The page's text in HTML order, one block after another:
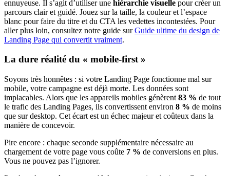
ennuyeuse. Il s’agit d’utiliser une hiérarchie visuelle pour créer un
parcours clair et guidé. Jouez sur la taille, la couleur et l’espace
blanc pour faire du titre et du CTA les vedettes incontestées. Pour
aller plus loin, consultez notre guide surGuide ultime du design de
Landing Page qui convertit vraiment.
La dure réalité du « mobile-first »
Soyons très honnêtes : si votre Landing Page fonctionne mal sur
mobile, votre campagne est déjà morte. Les données sont
implacables. Alors que les appareils mobiles génèrent 83 % de tout
le trafic des Landing Pages, ils convertissent environ 8 % de moins
que sur desktop. Cet écart est un échec majeur et coûteux dans la
manière de concevoir.
Pire encore : chaque seconde supplémentaire nécessaire au
chargement de votre page vous coûte 7 % de conversions en plus.
Vous ne pouvez pas l’ignorer.